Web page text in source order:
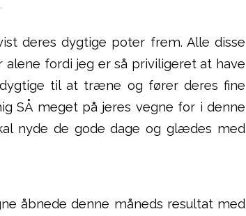
deres dygtige poter frem. Alle disse
fordi jeg er så priviligeret at have
til at træne og fører deres fine
SÅ meget på jeres vegne for i denne
nyde de gode dage og glædes med
åbnede denne måneds resultat med